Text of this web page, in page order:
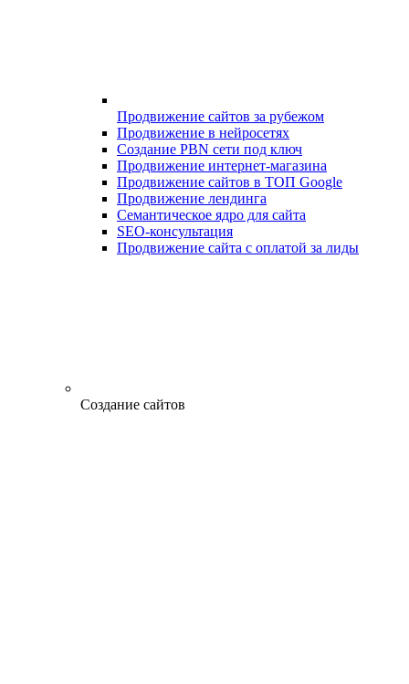
Продвижение сайтов за рубежом
Продвижение в нейросетях
Создание PBN сети под ключ
Продвижение интернет-магазина
Продвижение сайтов в ТОП Google
Продвижение лендинга
Семантическое ядро для сайта
SEO-консультация
Продвижение сайта с оплатой за лиды
Создание сайтов